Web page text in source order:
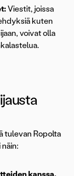
Viestit, joissa
kuten
voivat olla
tulevan Ropolta